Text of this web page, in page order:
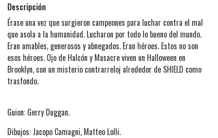
Descripción
Érase una vez que surgieron campeones para luchar contra el mal
que asola a la humanidad. Lucharon por todo lo bueno del mundo.
Eran amables, generosos y abnegados. Eran héroes. Estos no son
esos héroes. Ojo de Halcón y Masacre viven un Halloween en
Brooklyn, con un misterio contrarreloj alrededor de SHIELD como
trasfondo.
Guion: Gerry Duggan.
Dibujos: Jacopo Camagni, Matteo Lolli.